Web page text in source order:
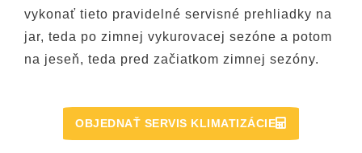
vykonať tieto pravidelné servisné prehliadky na
jar, teda po zimnej vykurovacej sezóne a potom
na jeseň, teda pred začiatkom zimnej sezóny.
OBJEDNAŤ SERVIS KLIMATIZÁCIE